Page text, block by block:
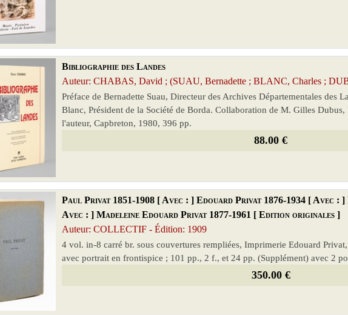
Bibliographie des Landes
Auteur: CHABAS, David ; (SUAU, Bernadette ; BLANC, Charles ;
Préface de Bernadette Suau, Directeur des Archives Départementales des
Blanc, Président de la Société de Borda. Collaboration de M. Gilles
l'auteur, Capbreton, 1980, 396 pp.
88.00 €
Paul Privat 1851-1908 [ Avec : ] Edouard Privat 1876-1934 [ Avec :
Avec : ] Madeleine Edouard Privat 1877-1961 [ Edition originales ]
Auteur: COLLECTIF - Édition: 1909
4 vol. in-8 carré br. sous couvertures rempliées, Imprimerie Edouard
avec portrait en frontispice ; 101 pp., 2 f., et 24 pp. (Supplément) avec 2
350.00 €